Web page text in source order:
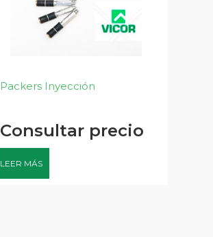
Packers Inyección
Consultar precio
LEER MÁS